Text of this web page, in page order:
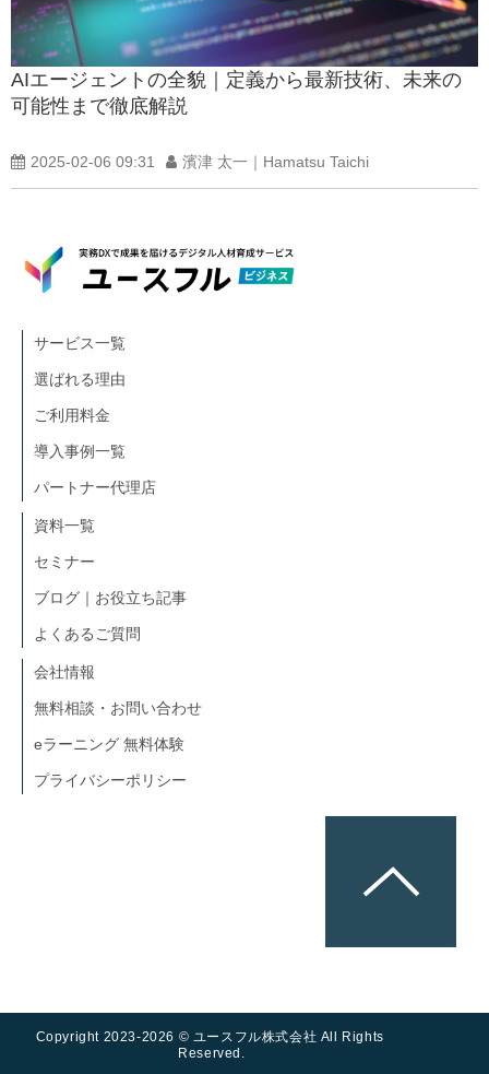
AIエージェントの全貌｜定義から最新技術、未来の
可能性まで徹底解説
2025-02-06 09:31 濱津 太一｜Hamatsu Taichi
サービス一覧
選ばれる理由
ご利用料金
導入事例一覧
パートナー代理店
資料一覧
セミナー
ブログ｜お役立ち記事
よくあるご質問
会社情報
無料相談・お問い合わせ
eラーニング 無料体験
プライバシーポリシー
Copyright 2023-2026 © ユースフル株式会社 All Rights
Reserved.